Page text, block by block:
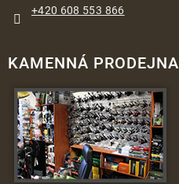
+420 608 553 866
KAMENNÁ PRODEJNA